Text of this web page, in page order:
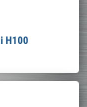
H100